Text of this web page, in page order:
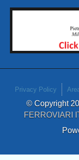
Privacy Policy
© Copyright
FERROVIARI